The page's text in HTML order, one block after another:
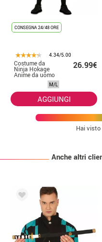
CONSEGNA 24/48 ORE
4.34/5.00
Costume da
Ninja Hokage
Anime da uomo
26.99€
M/L
AGGIUNGI
Hai visto
Anche altri